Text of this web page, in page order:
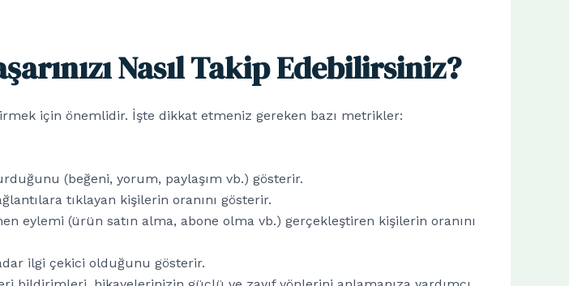
Nasıl Takip Edebilirsiniz?
için önemlidir. İşte dikkat etmeniz gereken bazı metrikler:
(beğeni, yorum, paylaşım vb.) gösterir.
tıklayan kişilerin oranını gösterir.
eylemi (ürün satın alma, abone olma vb.) gerçekleştiren kişilerin oranını
ilgi çekici olduğunu gösterir.